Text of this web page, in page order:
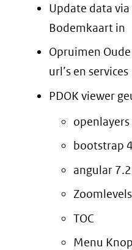
Update data via
Bodemkaart in
Opruimen
url’s en services
PDOK viewer
openlayers
bootstrap
angular
TOC
Menu